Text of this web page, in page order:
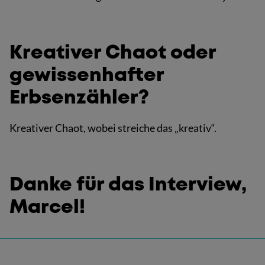
Kreativer Chaot oder
gewissenhafter
Erbsenzähler?
Kreativer Chaot, wobei streiche das „kreativ“.
Danke für das Interview,
Marcel!